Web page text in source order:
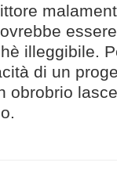
illeggibile.
di un
obrobrio